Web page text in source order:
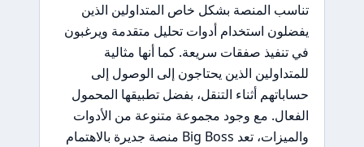
تناسب المنصة بشكل خاص المتداولين الذين
يفضلون استخدام أدوات تحليل متقدمة ويرغبون
في تنفيذ صفقات سريعة. كما أنها مثالية
للمتداولين الذين يحتاجون إلى الوصول إلى
حساباتهم أثناء التنقل، بفضل تطبيقها المحمول
الفعال. مع وجود مجموعة متنوعة من الأدوات
والميزات، تعد Big Boss منصة جديرة بالاهتمام